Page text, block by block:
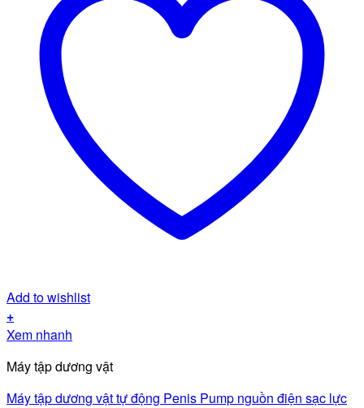
Add to wishlist
+
Xem nhanh
Máy tập dương vật
Máy tập dương vật tự động Penis Pump nguồn điện sạc lực